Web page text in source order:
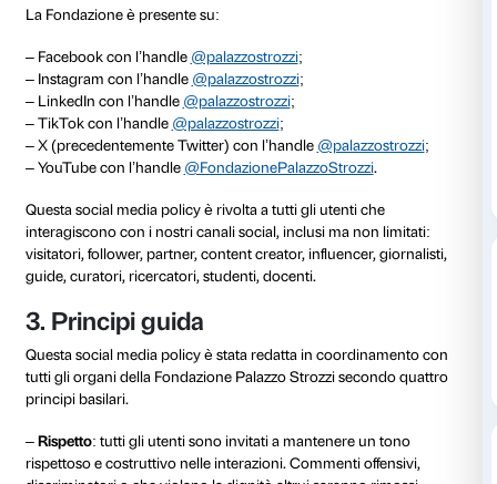
promuovere le attività culturali, educative ed
Invitiamo tutti gli utenti a leggere attentamente
di interagire con i nostri canali social.
La presente social media policy si applica a tutti i
pubblicati sui canali social ufficiali di Palazzo Strozzi.
La Fondazione è presente su:
– Facebook con l’handle@palazzostrozzi;
– Instagram con l’handle
– LinkedIn con l’handle@palazzostrozzi;
– TikTok con l’handle@palazzostrozzi;